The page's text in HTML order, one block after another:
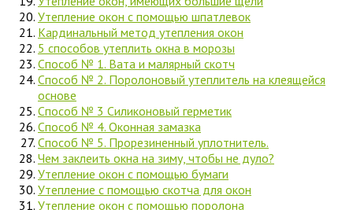
Утепление окон с помощью шпатлевок
Кардинальный метод утепления окон
5 способов утеплить окна в морозы
Способ № 1. Вата и малярный скотч
Способ № 2. Поролоновый утеплитель на клеящейся
основе
Способ № 3 Силиконовый герметик
Способ № 4. Оконная замазка
Способ № 5. Прорезиненный уплотнитель.
Чем заклеить окна на зиму, чтобы не дуло?
Утепление окон с помощью бумаги
Утепление с помощью скотча для окон
Утепление окон с помощью поролона